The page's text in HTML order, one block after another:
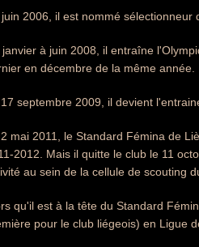
juin 2006, il est nommé
janvier à juin 2008, il entraîne
en décembre de la même année.
septembre 2009, il devient
mai 2011, le Standard Fémina de
2012. Mais il quitte le club le 11
au sein de la cellule de scouting
qu'il est à la tête du Standard
pour le club liégeois) en Ligue